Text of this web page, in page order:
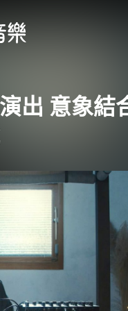
出 意象結